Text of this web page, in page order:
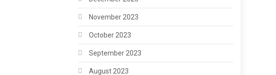
November 2023
October 2023
September 2023
August 2023